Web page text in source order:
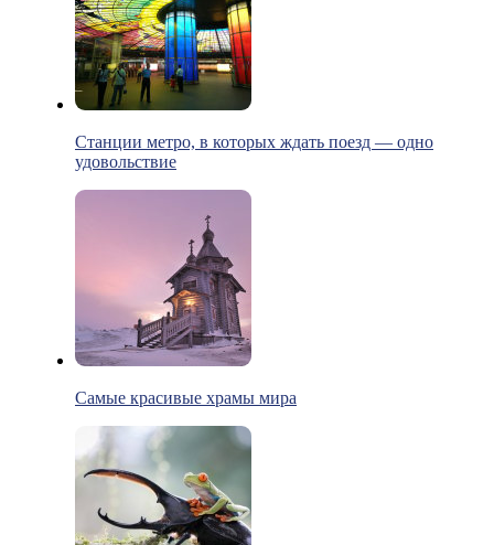
Станции метро, в которых ждать поезд — одно
удовольствие
Самые красивые храмы мира